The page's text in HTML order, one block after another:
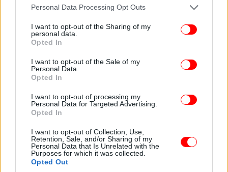
Please note that this website/app uses one or more Google
not limited to your visit or usage behaviour. You may click to
grant or deny consent to Google and its third-party tags to
use your data for below specified purposes in below Google
consent section.
Personal Data Processing Opt Outs
I want to opt-out of the Sharing of my
personal data.
Opted In
I want to opt-out of the Sale of my
Personal Data.
Opted In
I want to opt-out of processing my
Personal Data for Targeted Advertising.
Opted In
I want to opt-out of Collection, Use,
Retention, Sale, and/or Sharing of my
Personal Data that Is Unrelated with the
Purposes for which it was collected.
Opted Out
ταυτοποιήσιμο, δεν θεωρούνται πλέον δεδομένα
προσωπικού χαρακτήρα. Για να είναι πραγματικά
ανώνυμα τα δεδομένα, η ανωνυμοποίηση πρέπει να
είναι μη αντιστρέψιμη.
Ο ΓΚΠΔ προστατεύει τα δεδομένα προσωπικού
χρησιμοποιείται για την επεξεργασία τους. Είναι
τεχνολογικά ουδέτερος και εφαρμόζεται τόσο στην
επεξεργασία. Επίσης, δεν έχει σημασία ο τρόπος
που αποθηκεύονται τα δεδομένα - σε ψηφιακή ή
έντυπη μορφή.